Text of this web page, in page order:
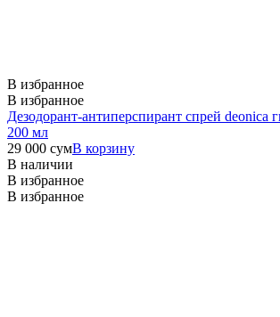
В избранное
В избранное
Дезодорант-антиперспирант спрей deonica
200 мл
29 000 сумВ корзину
В наличии
В избранное
В избранное